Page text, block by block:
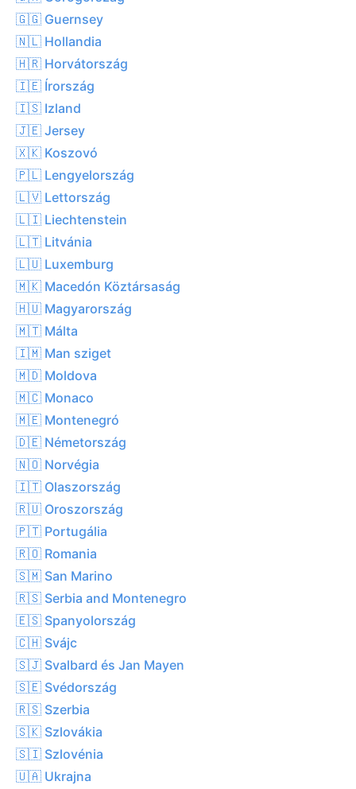
🇬🇬 Guernsey
🇳🇱 Hollandia
🇭🇷 Horvátország
🇮🇪 Írország
🇮🇸 Izland
🇯🇪 Jersey
🇽🇰 Koszovó
🇵🇱 Lengyelország
🇱🇻 Lettország
🇱🇮 Liechtenstein
🇱🇹 Litvánia
🇱🇺 Luxemburg
🇲🇰 Macedón Köztársaság
🇭🇺 Magyarország
🇲🇹 Málta
🇮🇲 Man sziget
🇲🇩 Moldova
🇲🇨 Monaco
🇲🇪 Montenegró
🇩🇪 Németország
🇳🇴 Norvégia
🇮🇹 Olaszország
🇷🇺 Oroszország
🇵🇹 Portugália
🇷🇴 Romania
🇸🇲 San Marino
🇷🇸 Serbia and Montenegro
🇪🇸 Spanyolország
🇨🇭 Svájc
🇸🇯 Svalbard és Jan Mayen
🇸🇪 Svédország
🇷🇸 Szerbia
🇸🇰 Szlovákia
🇸🇮 Szlovénia
🇺🇦 Ukrajna